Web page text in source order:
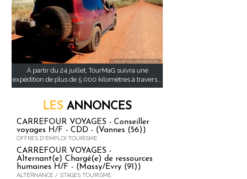
À partir du 24 juillet, TourMaG suivra une
expédition de plus de 5 000 kilomètres à travers...
LES ANNONCES
CARREFOUR VOYAGES - Conseiller
voyages H/F - CDD - (Vannes (56))
OFFRES D'EMPLOI TOURISME
CARREFOUR VOYAGES -
Alternant(e) Chargé(e) de ressources
humaines H/F - (Massy/Evry (91))
ALTERNANCE / STAGES TOURISME